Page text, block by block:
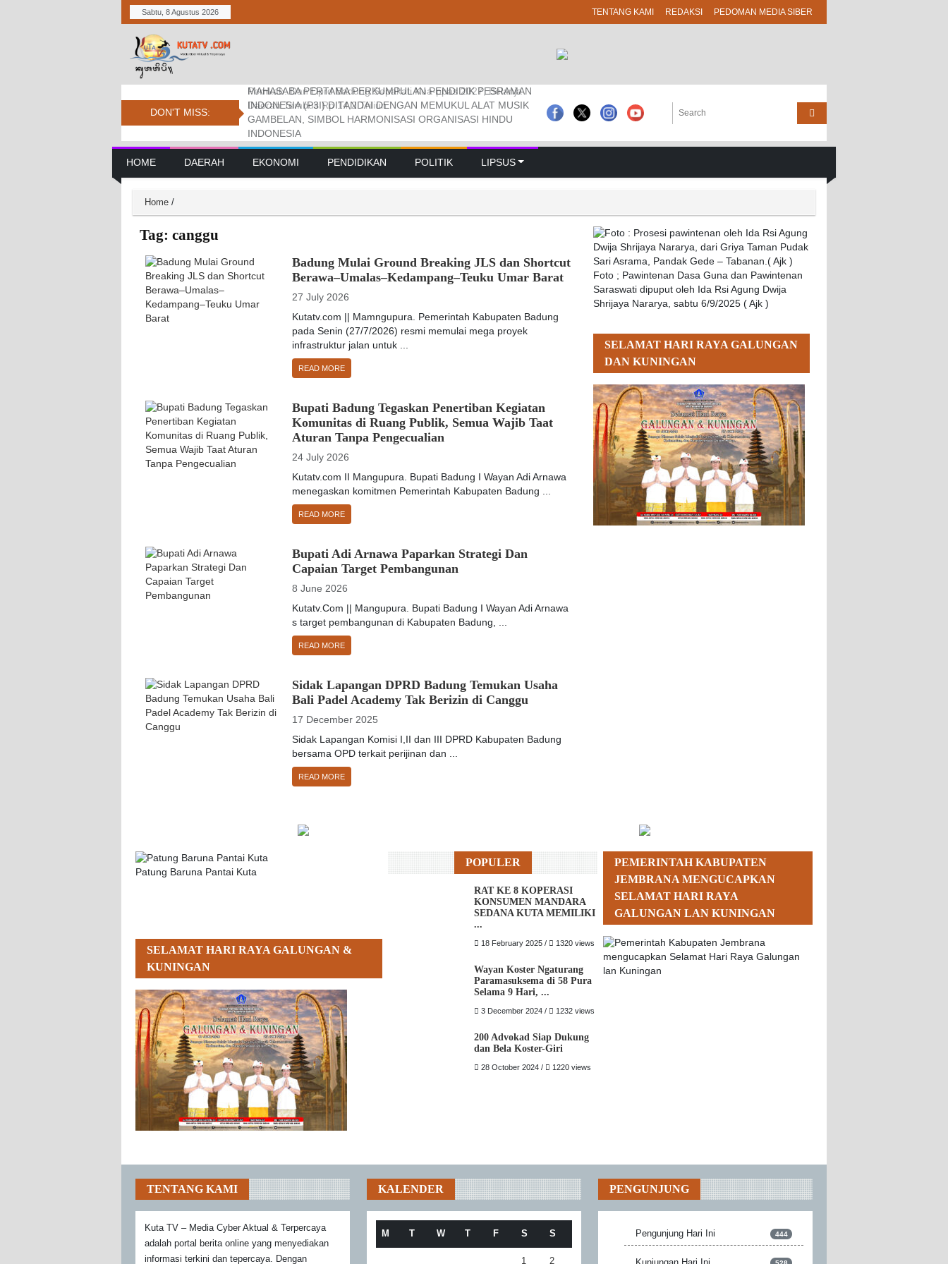
Sabtu, 8 Agustus 2026 TENTANG KAMI REDAKSI PEDOMAN MEDIA SIBER
DON'T MISS:
MAHASABA PERTAMA PERKUMPULAN PENDIDIK PESRAMAN
INDONESIA (P3I) DITANDAI DENGAN MEMUKUL ALAT MUSIK
GAMBELAN, SIMBOL HARMONISASI ORGANISASI HINDU
INDONESIA
Bupati Dukung Pramuka Kwarcab Badung Berprestasi Di
Jambore Nasional
Pemkab. Dan Dprd Badung Sepakati Kua-ppas 2027, Belanja
Daerah Tembus Rp 14,2 Triliun
Main Navigation
HOME DAERAH EKONOMI PENDIDIKAN POLITIK LIPSUS
Home /
Tag: canggu
Badung Mulai Ground Breaking JLS dan Shortcut
Berawa–Umalas–Kedampang–Teuku Umar Barat
27 July 2026
Kutatv.com || Mamngupura. Pemerintah Kabupaten Badung
pada Senin (27/7/2026) resmi memulai mega proyek
infrastruktur jalan untuk ...
READ MORE
Bupati Badung Tegaskan Penertiban Kegiatan
Komunitas di Ruang Publik, Semua Wajib Taat
Aturan Tanpa Pengecualian
24 July 2026
Kutatv.com II Mangupura. Bupati Badung I Wayan Adi Arnawa
menegaskan komitmen Pemerintah Kabupaten Badung ...
READ MORE
Bupati Adi Arnawa Paparkan Strategi Dan
Capaian Target Pembangunan
8 June 2026
Kutatv.Com || Mangupura. Bupati Badung I Wayan Adi Arnawa
s target pembangunan di Kabupaten Badung, ...
READ MORE
Sidak Lapangan DPRD Badung Temukan Usaha
Bali Padel Academy Tak Berizin di Canggu
17 December 2025
Sidak Lapangan Komisi I,II dan III DPRD Kabupaten Badung
bersama OPD terkait perijinan dan ...
READ MORE
Foto ; Pawintenan Dasa Guna dan Pawintenan
Saraswati dipuput oleh Ida Rsi Agung Dwija
Shrijaya Nararya, sabtu 6/9/2025 ( Ajk )
SELAMAT HARI RAYA GALUNGAN
DAN KUNINGAN
Patung Baruna Pantai Kuta
SELAMAT HARI RAYA GALUNGAN &
KUNINGAN
POPULER
RAT KE 8 KOPERASI
KONSUMEN MANDARA
SEDANA KUTA MEMILIKI
...
18 February 2025 / 1320 views
Wayan Koster Ngaturang
Paramasuksema di 58 Pura
Selama 9 Hari, ...
3 December 2024 / 1232 views
200 Advokad Siap Dukung
dan Bela Koster-Giri
28 October 2024 / 1220 views
PEMERINTAH KABUPATEN
JEMBRANA MENGUCAPKAN
SELAMAT HARI RAYA
GALUNGAN LAN KUNINGAN
TENTANG KAMI
Kuta TV – Media Cyber Aktual & Terpercaya
adalah portal berita online yang menyediakan
informasi terkini dan tepercaya. Dengan
KALENDER
M T W T F S S
1 2
PENGUNJUNG
Pengunjung Hari Ini 444